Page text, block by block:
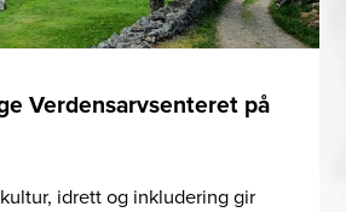
Verdensarvsenteret på
idrett og inkludering gir